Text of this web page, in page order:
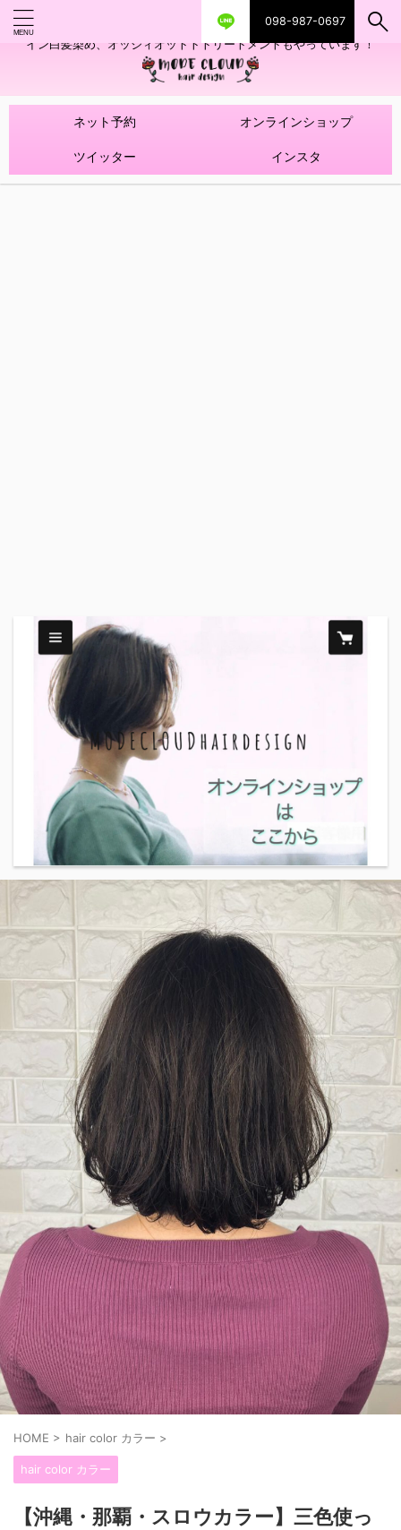
098-987-0697
艶ツヤヘアカラー！髪質改善トリートメントやハイライトを使ったデザ
イン白髪染め、オッジィオットトトリートメントもやっています！
ネット予約 オンラインショップ
ツイッター インスタ
HOME > hair color カラー >
hair color カラー
【沖縄・那覇・スロウカラー】三色使っ